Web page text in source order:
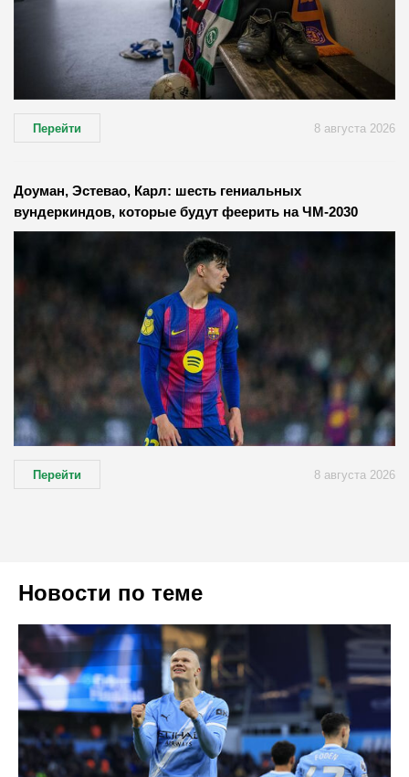
Новости по теме
Перейти 8 августа 2026
Доуман, Эстевао, Карл: шесть гениальных
вундеркиндов, которые будут феерить на ЧМ-2030
Перейти 8 августа 2026